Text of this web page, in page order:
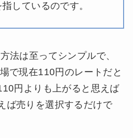
しているのです。
法は至ってシンプルで、
で現在110円のレートだと
円よりも上がると思えば
ば売りを選択するだけで